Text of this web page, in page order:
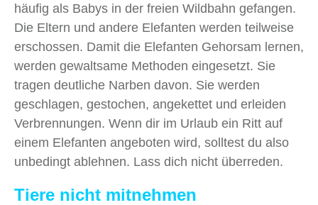
häufig als Babys in der freien Wildbahn gefangen.
Die Eltern und andere Elefanten werden teilweise
erschossen. Damit die Elefanten Gehorsam lernen,
werden gewaltsame Methoden eingesetzt. Sie
tragen deutliche Narben davon. Sie werden
geschlagen, gestochen, angekettet und erleiden
Verbrennungen. Wenn dir im Urlaub ein Ritt auf
einem Elefanten angeboten wird, solltest du also
unbedingt ablehnen. Lass dich nicht überreden.
​Tiere nicht mitnehmen